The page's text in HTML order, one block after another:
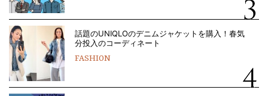
話題のUNIQLOのデニムジャケットを購入！春気
分投入のコーディネート
FASHION